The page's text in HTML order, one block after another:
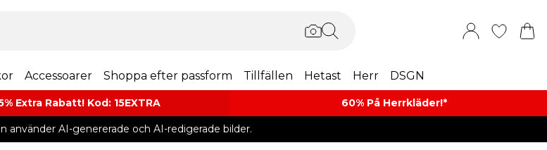
Accessoarer Shoppa efter passform Tillfällen Hetast Herr DSGN
Extra Rabatt! Kod: 15EXTRA 60% På Herrkläder!*​
använder AI-genererade och AI-redigerade bilder.